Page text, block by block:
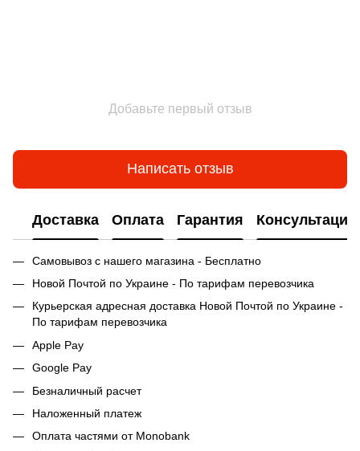
Добавьте первый отзыв
Написать отзыв
Доставка Оплата Гарантия Консультация
Самовывоз с нашего магазина - Бесплатно
Новой Почтой по Украине - По тарифам перевозчика
Курьерская адресная доставка Новой Почтой по Украине -
По тарифам перевозчика
Apple Pay
Google Pay
Безналичный расчет
Наложенный платеж
Оплата частями от Monobank